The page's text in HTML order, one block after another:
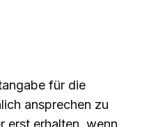
für die
ansprechen zu
erst erhalten, wenn